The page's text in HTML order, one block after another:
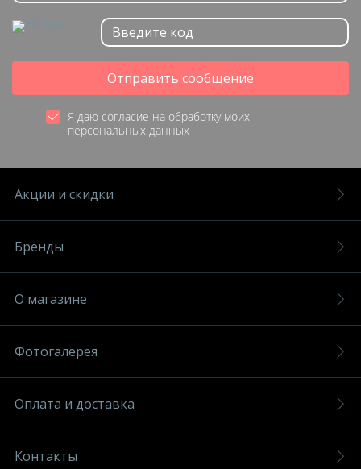
Отправить сообщение
Я даю согласие на обработку моих
персональных данных
Акции и скидки
Бренды
О магазине
Фотогалерея
Оплата и доставка
Контакты